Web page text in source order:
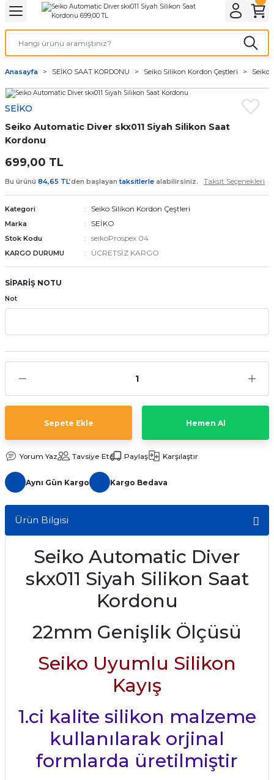
Geri Dön
& ELEKTİRİK AYDINLATMA & ELEKTRİK
Geri Dön
ve Cihaz Pilleri
ÇEŞİTLERİ
ÇEŞİTLERİ
Geri Dön
Geri Dön
Kordon Çeşitleri
Kordonu
saat kordonu
Kordonları
Anasayfa SEİKO SAAT KORDONU Seiko Silikon Kordon Çeştleri Seiko
SEİKO
Seiko Automatic Diver skx011 Siyah Silikon Saat
Kordonu
699,00 TL
Bu ürünü 84,65 TL’den başlayantaksitlerle alabilirsiniz. Taksit Seçenekleri
Kategori Seiko Silikon Kordon Çeştleri
Marka SEİKO
Stok Kodu seikoProspex 04
KARGO DURUMU ÜCRETSİZ KARGO
SİPARİŞ NOTU
Not
Sepete Ekle Hemen Al
Yorum Yaz Tavsiye Et Paylaş Karşılaştır
Aynı Gün Kargo Kargo Bedava
Ürün Bilgisi
Seiko Automatic Diver
skx011 Siyah Silikon Saat
Kordonu
22mm Genişlik Ölçüsü
Seiko Uyumlu Silikon
Kayış
1.ci kalite silikon malzeme
kullanılarak orjinal
formlarda üretilmiştir